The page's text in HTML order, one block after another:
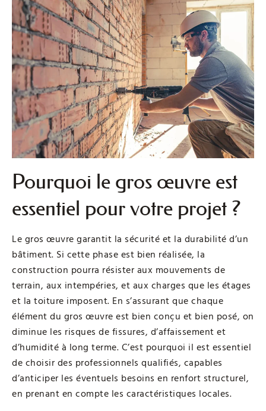
Pourquoi le gros œuvre est
essentiel pour votre projet ?
Le gros œuvre garantit la sécurité et la durabilité d’un
bâtiment. Si cette phase est bien réalisée, la
construction pourra résister aux mouvements de
terrain, aux intempéries, et aux charges que les étages
et la toiture imposent. En s’assurant que chaque
élément du gros œuvre est bien conçu et bien posé, on
diminue les risques de fissures, d’affaissement et
d’humidité à long terme. C’est pourquoi il est essentiel
de choisir des professionnels qualifiés, capables
d’anticiper les éventuels besoins en renfort structurel,
en prenant en compte les caractéristiques locales.